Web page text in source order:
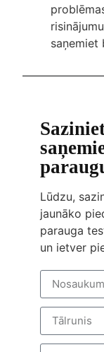
saņemiet
Lūdzu,
jaunāko
parauga
un ietver